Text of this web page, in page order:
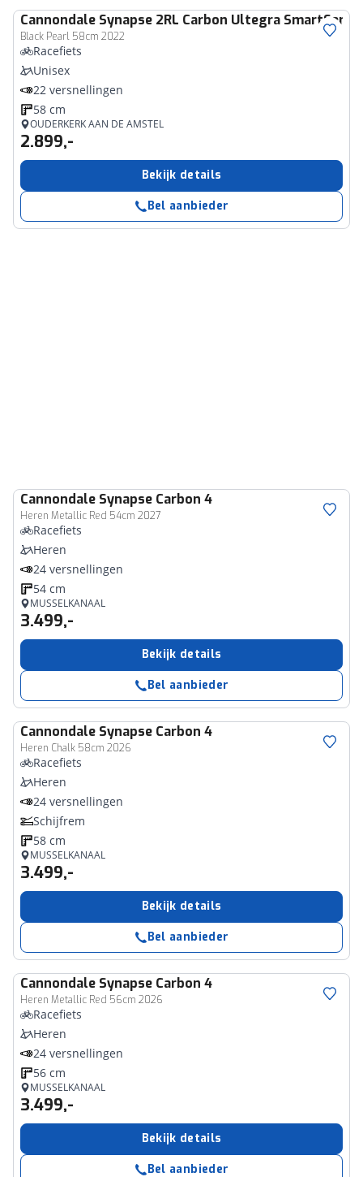
Cannondale Synapse 2RL Carbon Ultegra SmartSense
Black Pearl 58cm 2022
Racefiets
Unisex
22 versnellingen
58 cm
OUDERKERK AAN DE AMSTEL
2.899,-
Bekijk details
Bel aanbieder
Cannondale Synapse Carbon 4
Heren Metallic Red 54cm 2027
Racefiets
Heren
24 versnellingen
54 cm
MUSSELKANAAL
3.499,-
Bekijk details
Bel aanbieder
Cannondale Synapse Carbon 4
Heren Chalk 58cm 2026
Racefiets
Heren
24 versnellingen
Schijfrem
58 cm
MUSSELKANAAL
3.499,-
Bekijk details
Bel aanbieder
Cannondale Synapse Carbon 4
Heren Metallic Red 56cm 2026
Racefiets
Heren
24 versnellingen
56 cm
MUSSELKANAAL
3.499,-
Bekijk details
Bel aanbieder